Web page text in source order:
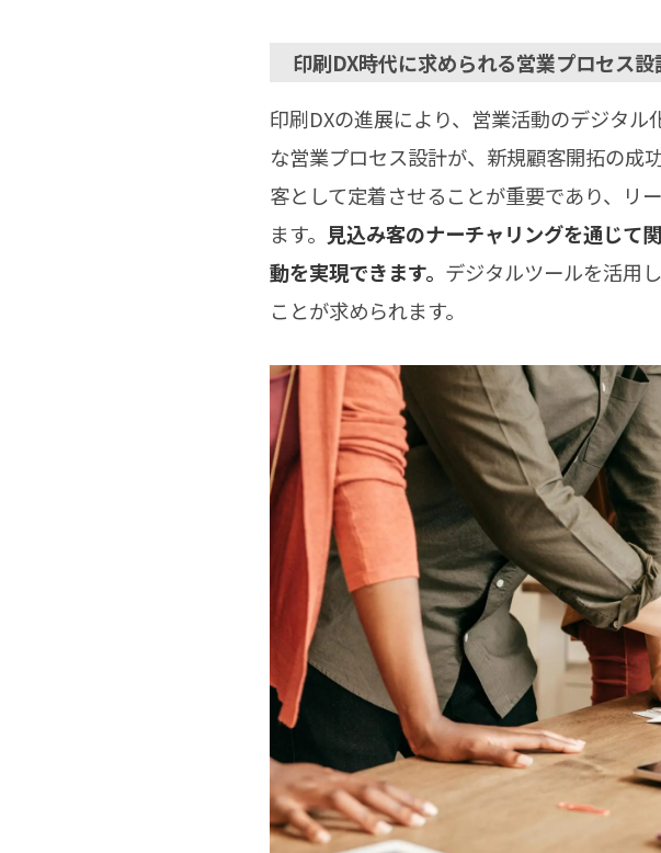
印刷DX時代に求められる営業プロセス
印刷DXの進展により、営業活動のデジタ
な営業プロセス設計が、新規顧客開拓の成
客として定着させることが重要であり、リ
ます。 見込み客のナーチャリングを通じて
動を実現できます。 デジタルツールを活用
ことが求められます。